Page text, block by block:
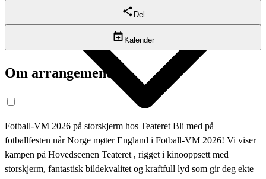
Del
Kalender
Om arrangementet
Fotball-VM 2026 på storskjerm hos Teateret Bli med på
fotballfesten når Norge møter England i Fotball-VM 2026! Vi viser
kampen på Hovedscenen Teateret , rigget i kinooppsett med
storskjerm, fantastisk bildekvalitet og kraftfull lyd som gir deg ekte